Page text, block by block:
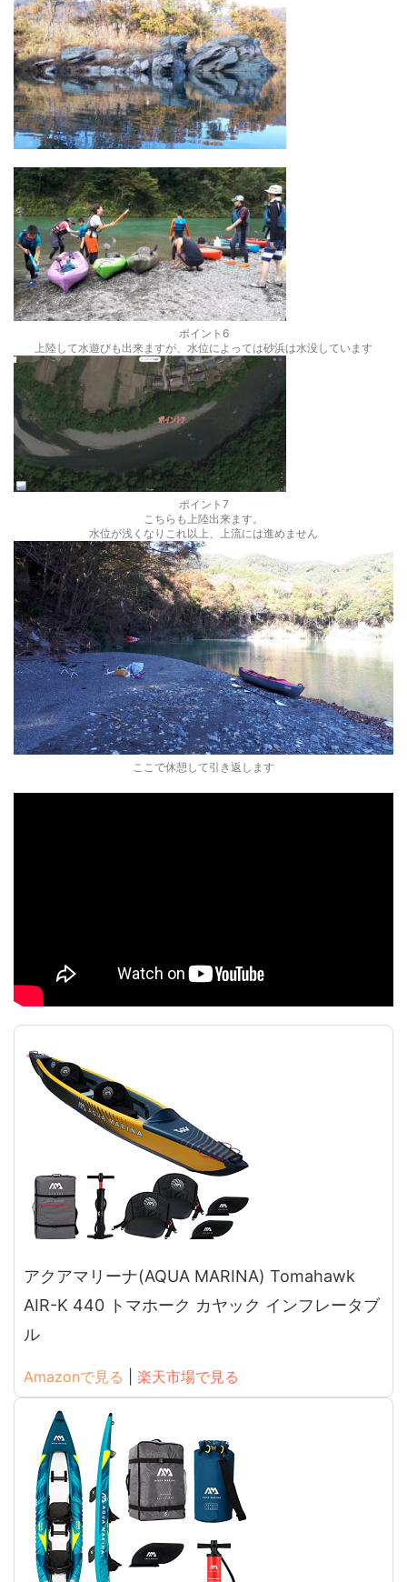
ポイント6
上陸して水遊びも出来ますが、水位によっては砂浜は水没しています
ポイント7
こちらも上陸出来ます。
水位が浅くなりこれ以上、上流には進めません
ここで休憩して引き返します
アクアマリーナ(AQUA MARINA) Tomahawk
AIR-K 440 トマホーク カヤック インフレータブ
ル
Amazonで見る 楽天市場で見る